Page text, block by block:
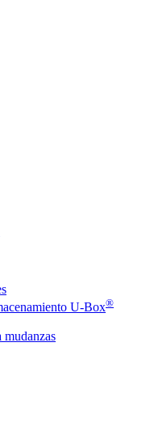
U-Box®
mudanzas